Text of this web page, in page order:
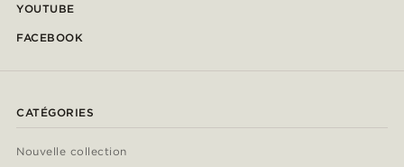
YOUTUBE
FACEBOOK
CATÉGORIES
Nouvelle collection